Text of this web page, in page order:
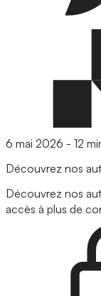
6 mai 2026 - 12
Découvrez nos
Découvrez nos
accès à plus de